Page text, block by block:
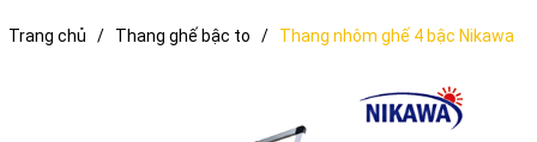
Trang chủ / Thang ghế bậc to /
Thang nhôm ghế 4 bậc Nikawa